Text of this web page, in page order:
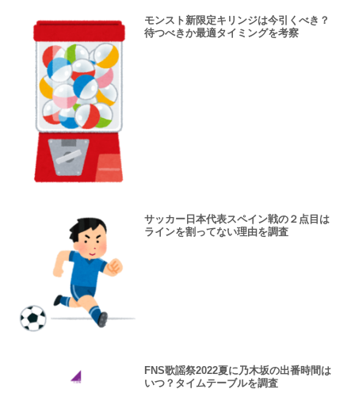
モンスト新限定キリンジは今引くべき？
待つべきか最適タイミングを考察
サッカー日本代表スペイン戦の２点目は
ラインを割ってない理由を調査
FNS歌謡祭2022夏に乃木坂の出番時間は
いつ？タイムテーブルを調査